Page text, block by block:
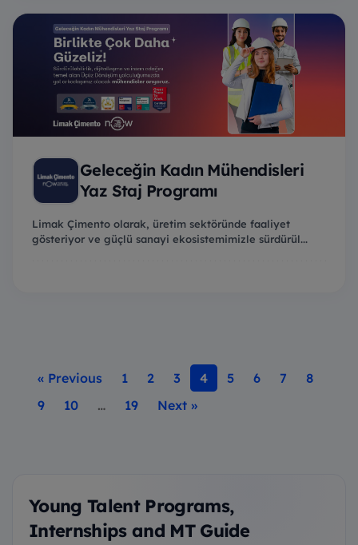
Geleceğin Kadın Mühendisleri
Yaz Staj Programı
Limak Çimento olarak, üretim sektöründe faaliyet
gösteriyor ve güçlü sanayi ekosistemimizle sürdürül...
« Previous 1 2 3 4 5 6 7
8
9
10 … 19 Next »
Young Talent Programs,
Internships and MT Guide